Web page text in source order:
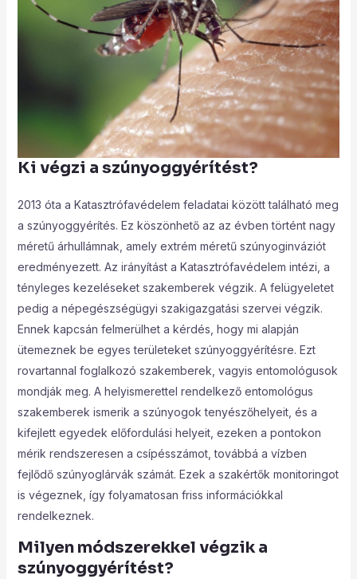
Ki végzi a szúnyoggyérítést?
2013 óta a Katasztrófavédelem feladatai között található meg
a szúnyoggyérítés. Ez köszönhető az az évben történt nagy
méretű árhullámnak, amely extrém méretű szúnyoginváziót
eredményezett. Az irányítást a Katasztrófavédelem intézi, a
tényleges kezeléseket szakemberek végzik. A felügyeletet
pedig a népegészségügyi szakigazgatási szervei végzik.
Ennek kapcsán felmerülhet a kérdés, hogy mi alapján
ütemeznek be egyes területeket szúnyoggyérítésre. Ezt
rovartannal foglalkozó szakemberek, vagyis entomológusok
mondják meg. A helyismerettel rendelkező entomológus
szakemberek ismerik a szúnyogok tenyészőhelyeit, és a
kifejlett egyedek előfordulási helyeit, ezeken a pontokon
mérik rendszeresen a csípésszámot, továbbá a vízben
fejlődő szúnyoglárvák számát. Ezek a szakértők monitoringot
is végeznek, így folyamatosan friss információkkal
rendelkeznek.
Milyen módszerekkel végzik a
szúnyoggyérítést?